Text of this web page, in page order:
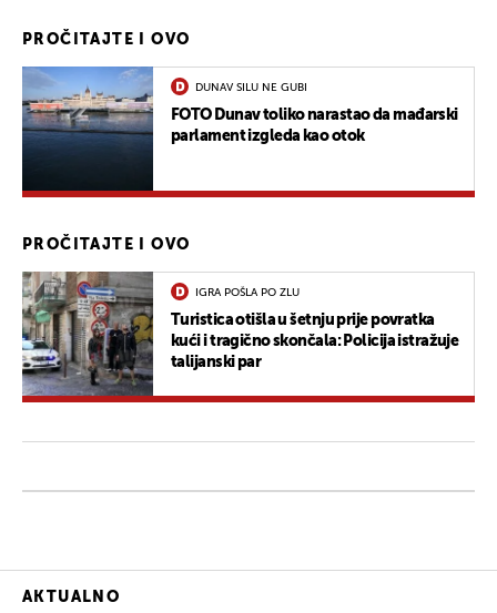
PROČITAJTE I OVO
DUNAV SILU NE GUBI
FOTO Dunav toliko narastao da mađarski
parlament izgleda kao otok
PROČITAJTE I OVO
IGRA POŠLA PO ZLU
Turistica otišla u šetnju prije povratka
kući i tragično skončala: Policija istražuje
talijanski par
AKTUALNO